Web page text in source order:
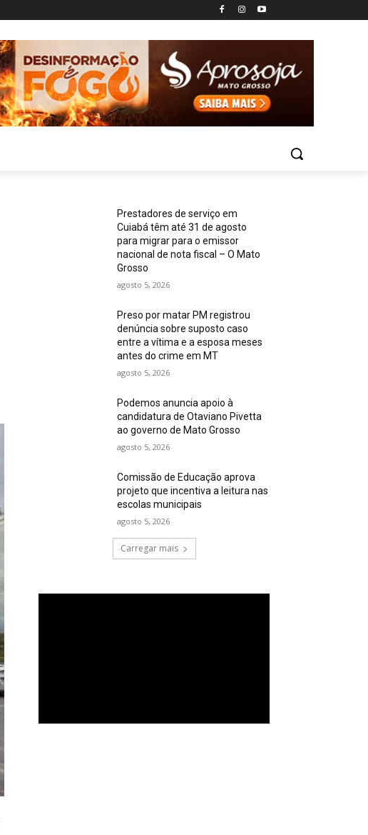
Prestadores de serviço em
Cuiabá têm até 31 de agosto
para migrar para o emissor
nacional de nota fiscal – O Mato
Grosso
agosto 5, 2026
Preso por matar PM registrou
denúncia sobre suposto caso
entre a vítima e a esposa meses
antes do crime em MT
agosto 5, 2026
Podemos anuncia apoio à
candidatura de Otaviano Pivetta
ao governo de Mato Grosso
agosto 5, 2026
Comissão de Educação aprova
projeto que incentiva a leitura nas
escolas municipais
agosto 5, 2026
Carregar mais